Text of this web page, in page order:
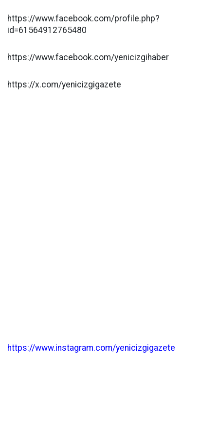
https://www.facebook.com/profile.php?
id=61564912765480
https://www.facebook.com/yenicizgihaber
https://x.com/yenicizgigazete
https://www.instagram.com/yenicizgigazete